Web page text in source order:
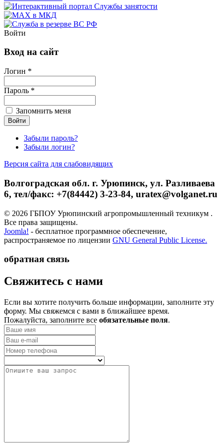
Войти
Вход на сайт
Логин *
Пароль *
Запомнить меня
Забыли пароль?
Забыли логин?
Версия сайта для слабовидящих
Волгоградская обл. г. Урюпинск, ул. Разливаева
6, тел/факс: +7(84442) 3-23-84, uratex@volganet.ru
© 2026 ГБПОУ Урюпинский агропромышленный техникум .
Все права защищены.
Joomla! - бесплатное программное обеспечение,
распространяемое по лицензии GNU General Public License.
обратная связь
­Свяжитесь с нами
Если вы хотите получить больше информации, заполните эту
форму. Мы свяжемся с вами в ближайшее время.
Пожалуйста, заполните все обязательные поля.